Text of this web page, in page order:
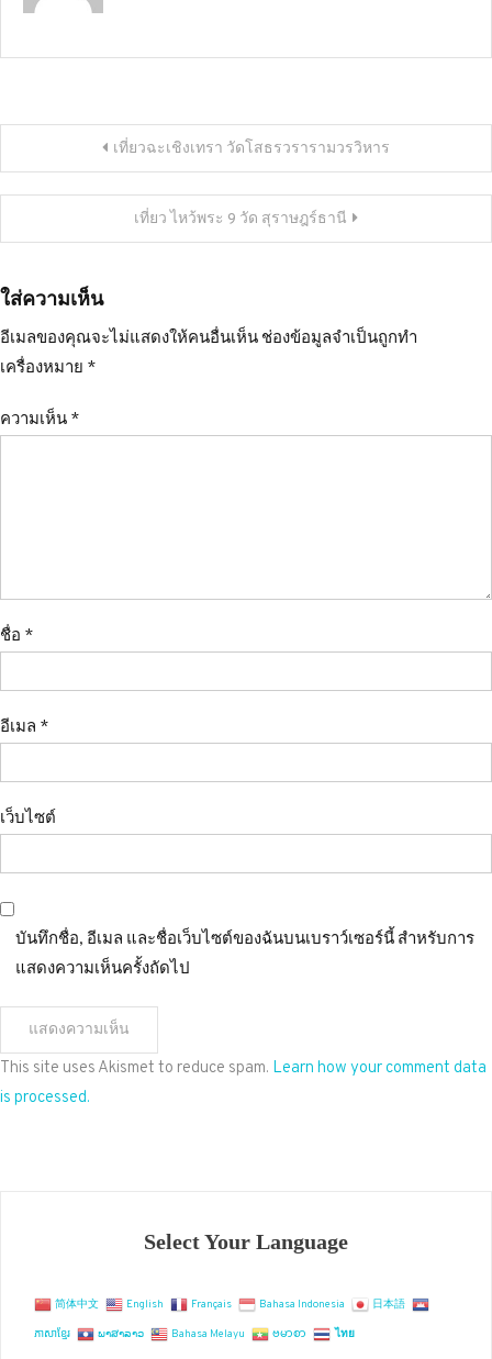
แนะแนว
เรื่อง
เที่ยวฉะเชิงเทรา วัดโสธรวรารามวรวิหาร
เที่ยว ไหว้พระ 9 วัด สุราษฎร์ธานี
ใส่ความเห็น
อีเมลของคุณจะไม่แสดงให้คนอื่นเห็น ช่องข้อมูลจำเป็นถูกทำ
เครื่องหมาย *
ความเห็น *
ชื่อ *
อีเมล *
เว็บไซต์
บันทึกชื่อ, อีเมล และชื่อเว็บไซต์ของฉันบนเบราว์เซอร์นี้ สำหรับการ
แสดงความเห็นครั้งถัดไป
This site uses Akismet to reduce spam. Learn how your comment data
is processed.
Select Your Language
简体中文 English Français Bahasa Indonesia 日本語
ភាសាខ្មែរ ພາສາລາວ Bahasa Melayu ဗမာစာ ไทย